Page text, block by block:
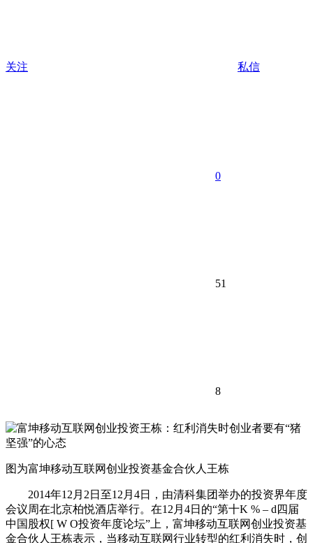
关注 私信
0
51
8
图为富坤移动互联网创业投资基金合伙人王栋
2014年12月2日至12月4日，由清科集团举办的投资界年度
会议周在北京柏悦酒店举行。在12月4日的“第十K % – d 四届
中国股权[ W O投资年度论坛”上，富坤移动互联网创业投资基
金合伙人王栋表示，当移动互联网行业转型的红利消失时，创